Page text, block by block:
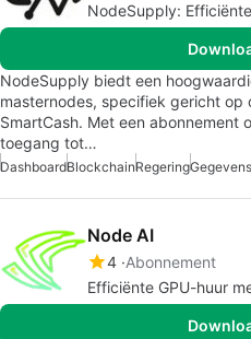
NodeSupply:
NodeSupply biedt een
masternodes, specifiek gericht op
SmartCash. Met een
toegang tot…
DashboardBlockchainRegering
Node AI
4 Abonnement
Efficiënte GPU-huur